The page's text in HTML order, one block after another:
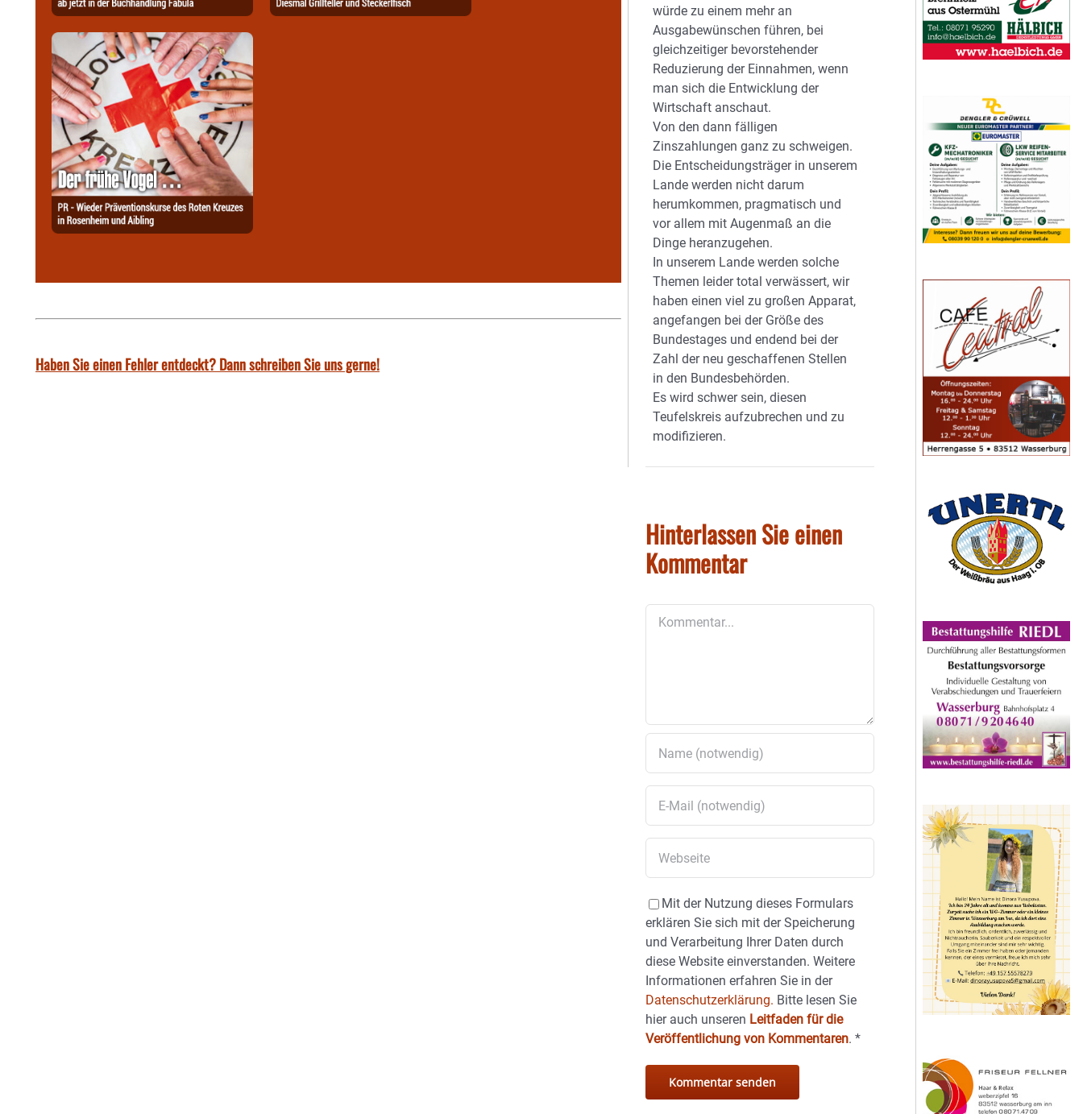
Haben Sie einen Fehler entdeckt? Dann schreiben Sie uns gerne!
würde zu einem mehr an
Ausgabewünschen führen, bei
gleichzeitiger bevorstehender
Reduzierung der Einnahmen, wenn
man sich die Entwicklung der
Wirtschaft anschaut.
Von den dann fälligen
Zinszahlungen ganz zu schweigen.
Die Entscheidungsträger in unserem
Lande werden nicht darum
herumkommen, pragmatisch und
vor allem mit Augenmaß an die
Dinge heranzugehen.
In unserem Lande werden solche
Themen leider total verwässert, wir
haben einen viel zu großen Apparat,
angefangen bei der Größe des
Bundestages und endend bei der
Zahl der neu geschaffenen Stellen
in den Bundesbehörden.
Es wird schwer sein, diesen
Teufelskreis aufzubrechen und zu
modifizieren.
Hinterlassen Sie einen
Kommentar
Mit der Nutzung dieses Formulars
erklären Sie sich mit der Speicherung
und Verarbeitung Ihrer Daten durch
diese Website einverstanden. Weitere
Informationen erfahren Sie in der
Datenschutzerklärung. Bitte lesen Sie
hier auch unseren Leitfaden für die
Veröffentlichung von Kommentaren.*